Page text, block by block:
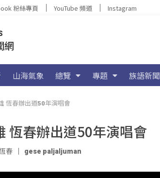
粉絲專頁 YouTube 頻道 Instagram
網
山海氣象 總覽 專題 族語新聞
恆春辦出道50年演唱會
恆春辦出道50年演唱會
春 gese paljaljuman